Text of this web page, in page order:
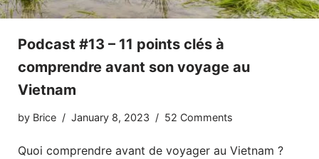
Podcast #13 – 11 points clés à
comprendre avant son voyage au
Vietnam
by Brice January 8, 2023 52 Comments
Quoi comprendre avant de voyager au Vietnam ?